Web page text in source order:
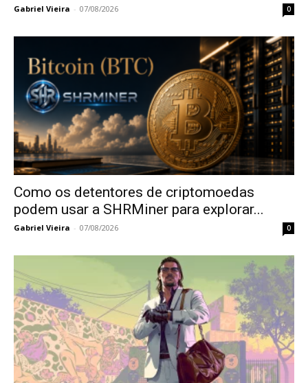
Gabriel Vieira - 07/08/2026 0
Como os detentores de criptomoedas
podem usar a SHRMiner para explorar...
Gabriel Vieira - 07/08/2026 0